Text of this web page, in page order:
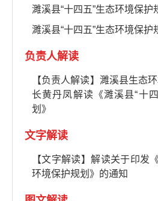
濉溪县“十四五”生态环境保护
濉溪县“十四五”生态环境保护
负责人解读
【负责人解读】濉溪县生态
长黄丹凤解读《濉溪县“十
划》
文字解读
【文字解读】解读关于印发
环境保护规划》的通知